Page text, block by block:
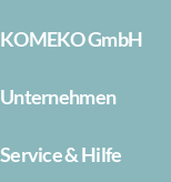
KOMEKO GmbH
Unternehmen
Service & Hilfe